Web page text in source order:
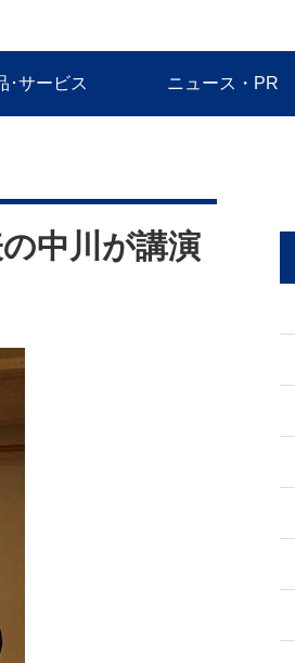
･サービス ニュース・PR
中川が講演